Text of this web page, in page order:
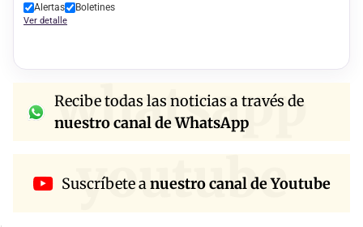
Alertas Boletines
Ver detalle
whatsapp
Recibe todas las noticias a través de
nuestro canal de WhatsApp
youtube
Suscríbete anuestro canal de Youtube